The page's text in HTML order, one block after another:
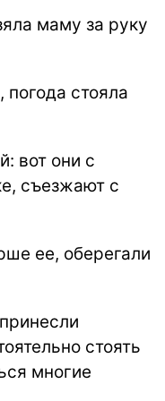
маму за руку
стояла
вот они с
съезжают с
ее, оберегали
стоять
многие